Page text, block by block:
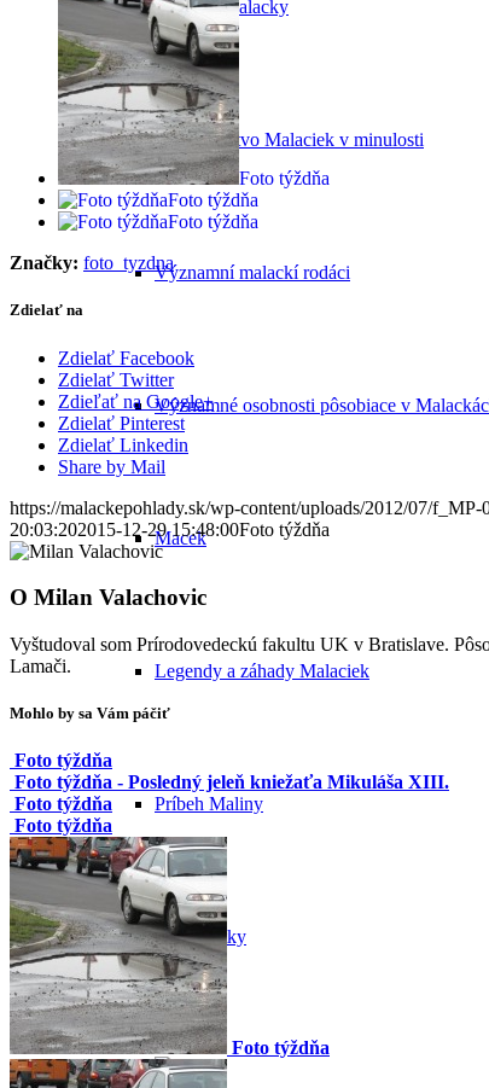
Súčasné Malacky
Obyvateľstvo Malaciek v minulosti
Významní malackí rodáci
Významné osobnosti pôsobiace v
Macek
Legendy a záhady Malaciek
Príbeh Maliny
Malacké pamiatky
Foto týždňa
Foto týždňa
Foto týždňa
Značky: foto_tyzdna
Zdielať na
Zdielať Facebook
Zdielať Twitter
Zdieľať na Google+
Zdielať Pinterest
Zdielať Linkedin
Share by Mail
https://malackepohlady.sk/wp-content/uploads/2012/07/f_MP-
20:03:202015-12-29 15:48:00Foto týždňa
O Milan Valachovic
Vyštudoval som Prírodovedeckú fakultu UK v Bratislave.
Lamači.
Mohlo by sa Vám páčiť
Foto týždňa
Foto týždňa - Posledný jeleň kniežaťa Mikuláša XIII.
Foto týždňa
Foto týždňa
Foto týždňa